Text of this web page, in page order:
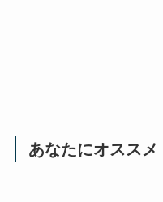
あなたにオススメ